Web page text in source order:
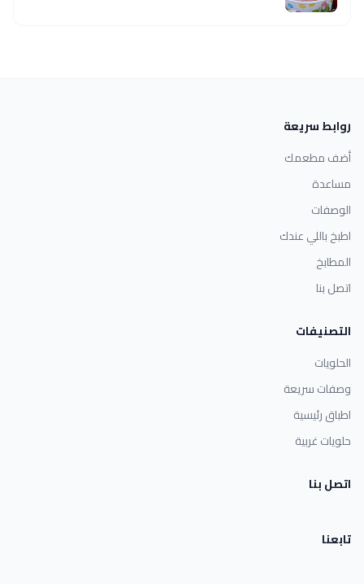
روابط سريعة
أضف مطعمك
مساعدة
الوصفات
اطبخ باللي عندك
المطابخ
اتصل بنا
التصنيفات
الحلويات
وصفات سريعة
اطباق رئيسية
حلويات غربية
اتصل بنا
تابعنا